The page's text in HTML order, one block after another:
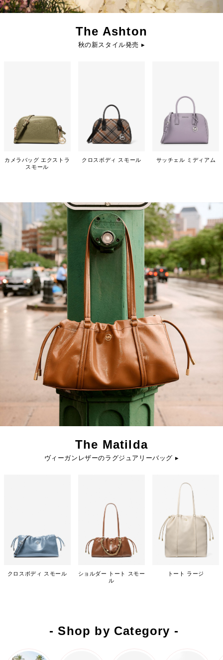
The Ashton
秋の新スタイル発売 ▸
カメラバッグ エクストラ
スモール
クロスボディ スモール サッチェル ミディアム
The Matilda
ヴィーガンレザーのラグジュアリーバッグ ▸
クロスボディ スモール
ショルダー トート スモー
ル
トート ラージ
- Shop by Category -